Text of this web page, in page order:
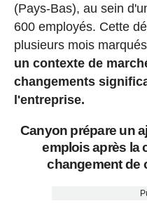
(Pays-Bas), au sein
600 employés. Cette
plusieurs mois
un contexte de
changements
l'entreprise.
Canyon prépare un
emplois après la
changement de